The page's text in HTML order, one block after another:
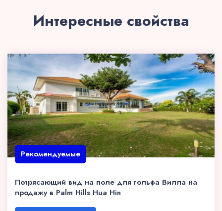
Интересные свойства
Рекомендуемые
Потрясающий вид на поле для гольфа Вилла на
продажу в Palm Hills Hua Hin